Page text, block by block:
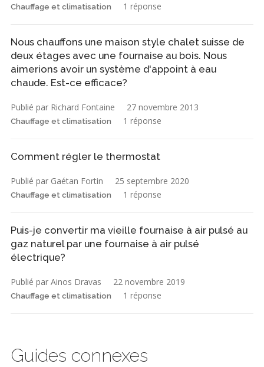
Chauffage et climatisation 1 réponse
Nous chauffons une maison style chalet suisse de
deux étages avec une fournaise au bois. Nous
aimerions avoir un système d'appoint à eau
chaude. Est-ce efficace?
Publié par Richard Fontaine 27 novembre 2013
Chauffage et climatisation 1 réponse
Comment régler le thermostat
Publié par Gaétan Fortin 25 septembre 2020
Chauffage et climatisation 1 réponse
Puis-je convertir ma vieille fournaise à air pulsé au
gaz naturel par une fournaise à air pulsé
électrique?
Publié par Ainos Dravas 22 novembre 2019
Chauffage et climatisation 1 réponse
Guides connexes